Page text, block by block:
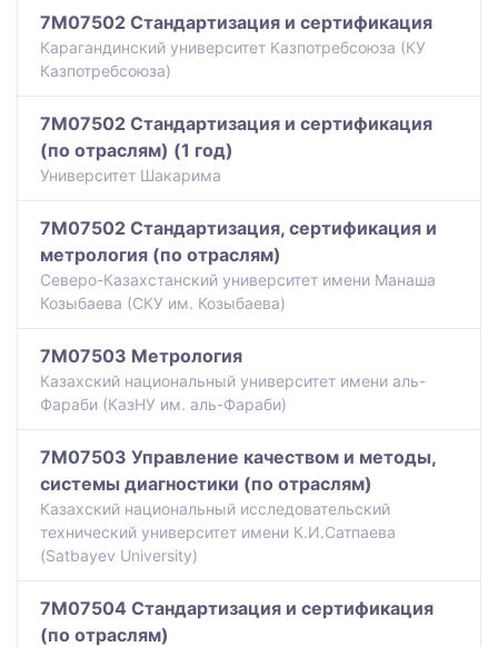
7M07502 Стандартизация и сертификация
Карагандинский университет Казпотребсоюза (КУ
Казпотребсоюза)
7M07502 Стандартизация и сертификация
(по отраслям) (1 год)
Университет Шакарима
7M07502 Стандартизация, сертификация и
метрология (по отраслям)
Северо-Казахстанский университет имени Манаша
Козыбаева (СКУ им. Козыбаева)
7M07503 Метрология
Казахский национальный университет имени аль-
Фараби (КазНУ им. аль-Фараби)
7M07503 Управление качеством и методы,
системы диагностики (по отраслям)
Казахский национальный исследовательский
технический университет имени К.И.Сатпаева
(Satbayev University)
7M07504 Стандартизация и сертификация
(по отраслям)